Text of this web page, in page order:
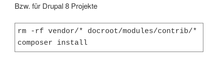
Bzw. für Drupal 8 Projekte
rm -rf vendor/* docroot/modules/contrib/*
composer install